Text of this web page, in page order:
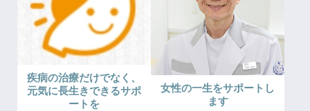
疾病の治療だけでなく、
元気に長生きできるサポ
ートを
女性の一生をサポートし
ます